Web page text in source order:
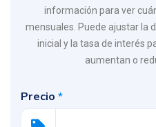
información para ver
mensuales. Puede ajustar la
inicial y la tasa de interés
aumentan o
Precio *